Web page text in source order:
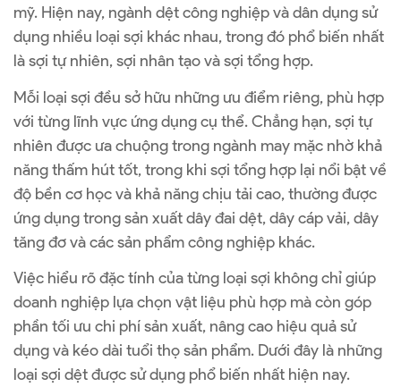
mỹ. Hiện nay, ngành dệt công nghiệp và dân dụng sử
dụng nhiều loại sợi khác nhau, trong đó phổ biến nhất
là sợi tự nhiên, sợi nhân tạo và sợi tổng hợp.
Mỗi loại sợi đều sở hữu những ưu điểm riêng, phù hợp
với từng lĩnh vực ứng dụng cụ thể. Chẳng hạn, sợi tự
nhiên được ưa chuộng trong ngành may mặc nhờ khả
năng thấm hút tốt, trong khi sợi tổng hợp lại nổi bật về
độ bền cơ học và khả năng chịu tải cao, thường được
ứng dụng trong sản xuất dây đai dệt, dây cáp vải, dây
tăng đơ và các sản phẩm công nghiệp khác.
Việc hiểu rõ đặc tính của từng loại sợi không chỉ giúp
doanh nghiệp lựa chọn vật liệu phù hợp mà còn góp
phần tối ưu chi phí sản xuất, nâng cao hiệu quả sử
dụng và kéo dài tuổi thọ sản phẩm. Dưới đây là những
loại sợi dệt được sử dụng phổ biến nhất hiện nay.